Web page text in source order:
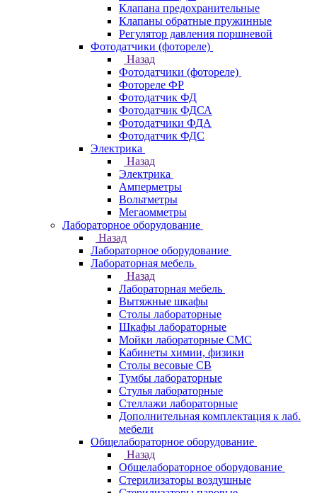
Клапана предохранительные
Клапаны обратные пружинные
Регулятор давления поршневой
Фотодатчики (фотореле)
Назад
Фотодатчики (фотореле)
Фотореле ФР
Фотодатчик ФД
Фотодатчик ФДСА
Фотодатчики ФДА
Фотодатчик ФДС
Электрика
Назад
Электрика
Амперметры
Вольтметры
Мегаомметры
Лабораторное оборудование
Назад
Лабораторное оборудование
Лабораторная мебель
Назад
Лабораторная мебель
Вытяжные шкафы
Столы лабораторные
Шкафы лабораторные
Мойки лабораторные СМС
Кабинеты химии, физики
Столы весовые СВ
Тумбы лабораторные
Стулья лабораторные
Стеллажи лабораторные
Дополнительная комплектация к лаб.
мебели
Общелабораторное оборудование
Назад
Общелабораторное оборудование
Стерилизаторы воздушные